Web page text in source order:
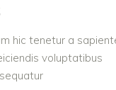
hic tenetur a
voluptatibus